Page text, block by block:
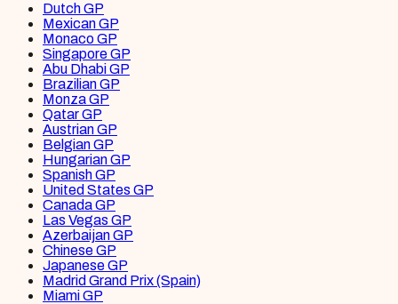
Dutch GP
Mexican GP
Monaco GP
Singapore GP
Abu Dhabi GP
Brazilian GP
Monza GP
Qatar GP
Austrian GP
Belgian GP
Hungarian GP
Spanish GP
United States GP
Canada GP
Las Vegas GP
Azerbaijan GP
Chinese GP
Japanese GP
Madrid Grand Prix (Spain)
Miami GP